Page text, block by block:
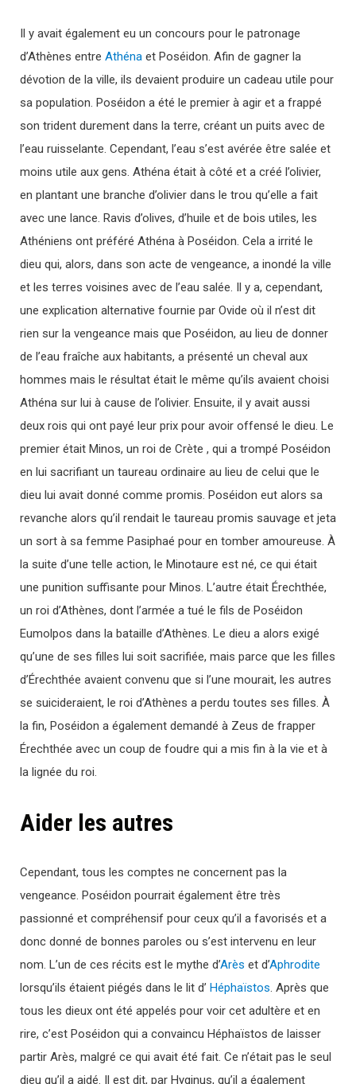
Il y avait également eu un concours pour le patronage
d’Athènes entre Athéna et Poséidon. Afin de gagner la
dévotion de la ville, ils devaient produire un cadeau utile pour
sa population. Poséidon a été le premier à agir et a frappé
son trident durement dans la terre, créant un puits avec de
l’eau ruisselante. Cependant, l’eau s’est avérée être salée et
moins utile aux gens. Athéna était à côté et a créé l’olivier,
en plantant une branche d’olivier dans le trou qu’elle a fait
avec une lance. Ravis d’olives, d’huile et de bois utiles, les
Athéniens ont préféré Athéna à Poséidon. Cela a irrité le
dieu qui, alors, dans son acte de vengeance, a inondé la ville
et les terres voisines avec de l’eau salée. Il y a, cependant,
une explication alternative fournie par Ovide où il n’est dit
rien sur la vengeance mais que Poséidon, au lieu de donner
de l’eau fraîche aux habitants, a présenté un cheval aux
hommes mais le résultat était le même qu’ils avaient choisi
Athéna sur lui à cause de l’olivier. Ensuite, il y avait aussi
deux rois qui ont payé leur prix pour avoir offensé le dieu. Le
premier était Minos, un roi de Crète , qui a trompé Poséidon
en lui sacrifiant un taureau ordinaire au lieu de celui que le
dieu lui avait donné comme promis. Poséidon eut alors sa
revanche alors qu’il rendait le taureau promis sauvage et jeta
un sort à sa femme Pasiphaé pour en tomber amoureuse. À
la suite d’une telle action, le Minotaure est né, ce qui était
une punition suffisante pour Minos. L’autre était Érechthée,
un roi d’Athènes, dont l’armée a tué le fils de Poséidon
Eumolpos dans la bataille d’Athènes. Le dieu a alors exigé
qu’une de ses filles lui soit sacrifiée, mais parce que les filles
d’Érechthée avaient convenu que si l’une mourait, les autres
se suicideraient, le roi d’Athènes a perdu toutes ses filles. À
la fin, Poséidon a également demandé à Zeus de frapper
Érechthée avec un coup de foudre qui a mis fin à la vie et à
la lignée du roi.
Aider les autres
Cependant, tous les comptes ne concernent pas la
vengeance. Poséidon pourrait également être très
passionné et compréhensif pour ceux qu’il a favorisés et a
donc donné de bonnes paroles ou s’est intervenu en leur
nom. L’un de ces récits est le mythe d’Arès et d’Aphrodite
lorsqu’ils étaient piégés dans le lit d’ Héphaïstos. Après que
tous les dieux ont été appelés pour voir cet adultère et en
rire, c’est Poséidon qui a convaincu Héphaïstos de laisser
partir Arès, malgré ce qui avait été fait. Ce n’était pas le seul
dieu qu’il a aidé. Il est dit, par Hyginus, qu’il a également